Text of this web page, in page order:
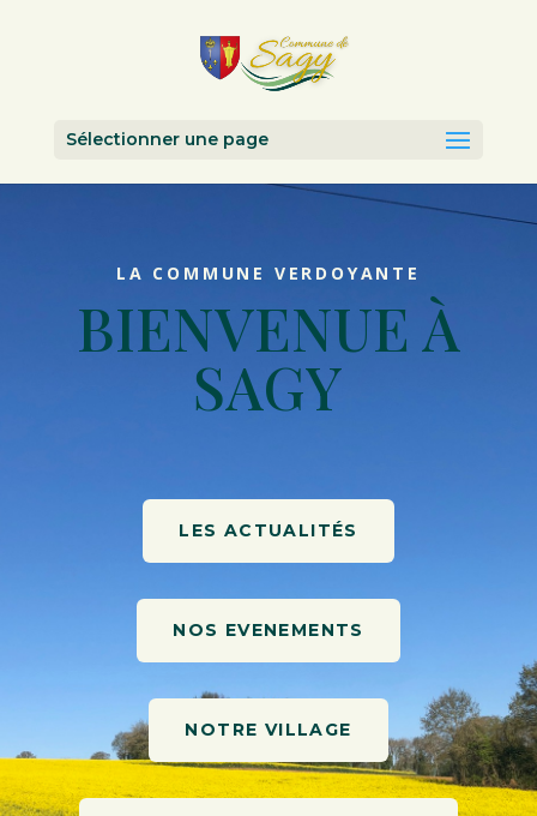
Sélectionner une page
LA COMMUNE VERDOYANTE
BIENVENUE À
SAGY
LES ACTUALITÉS
NOS EVENEMENTS
NOTRE VILLAGE